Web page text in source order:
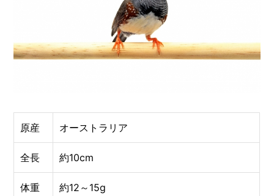
原産 オーストラリア
全長 約10cm
体重 約12～15g